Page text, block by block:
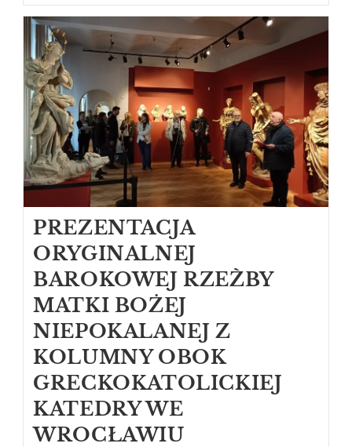
PREZENTACJA
ORYGINALNEJ
BAROKOWEJ RZEŹBY
MATKI BOŻEJ
NIEPOKALANEJ Z
KOLUMNY OBOK
GRECKOKATOLICKIEJ
KATEDRY WE
WROCŁAWIU